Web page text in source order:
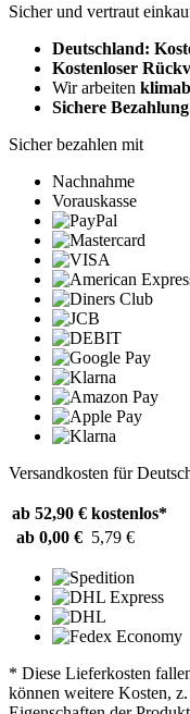
Sicher und vertraut
Deutschland:
Kostenloser
Wir arbeiten
Sichere Bezahlung
Sicher bezahlen mit
Nachnahme
Vorauskasse
Versandkosten für
ab 52,90 € kostenlos*
ab 0,00 € 5,79 €
* Diese Lieferkosten
können weitere Kosten,